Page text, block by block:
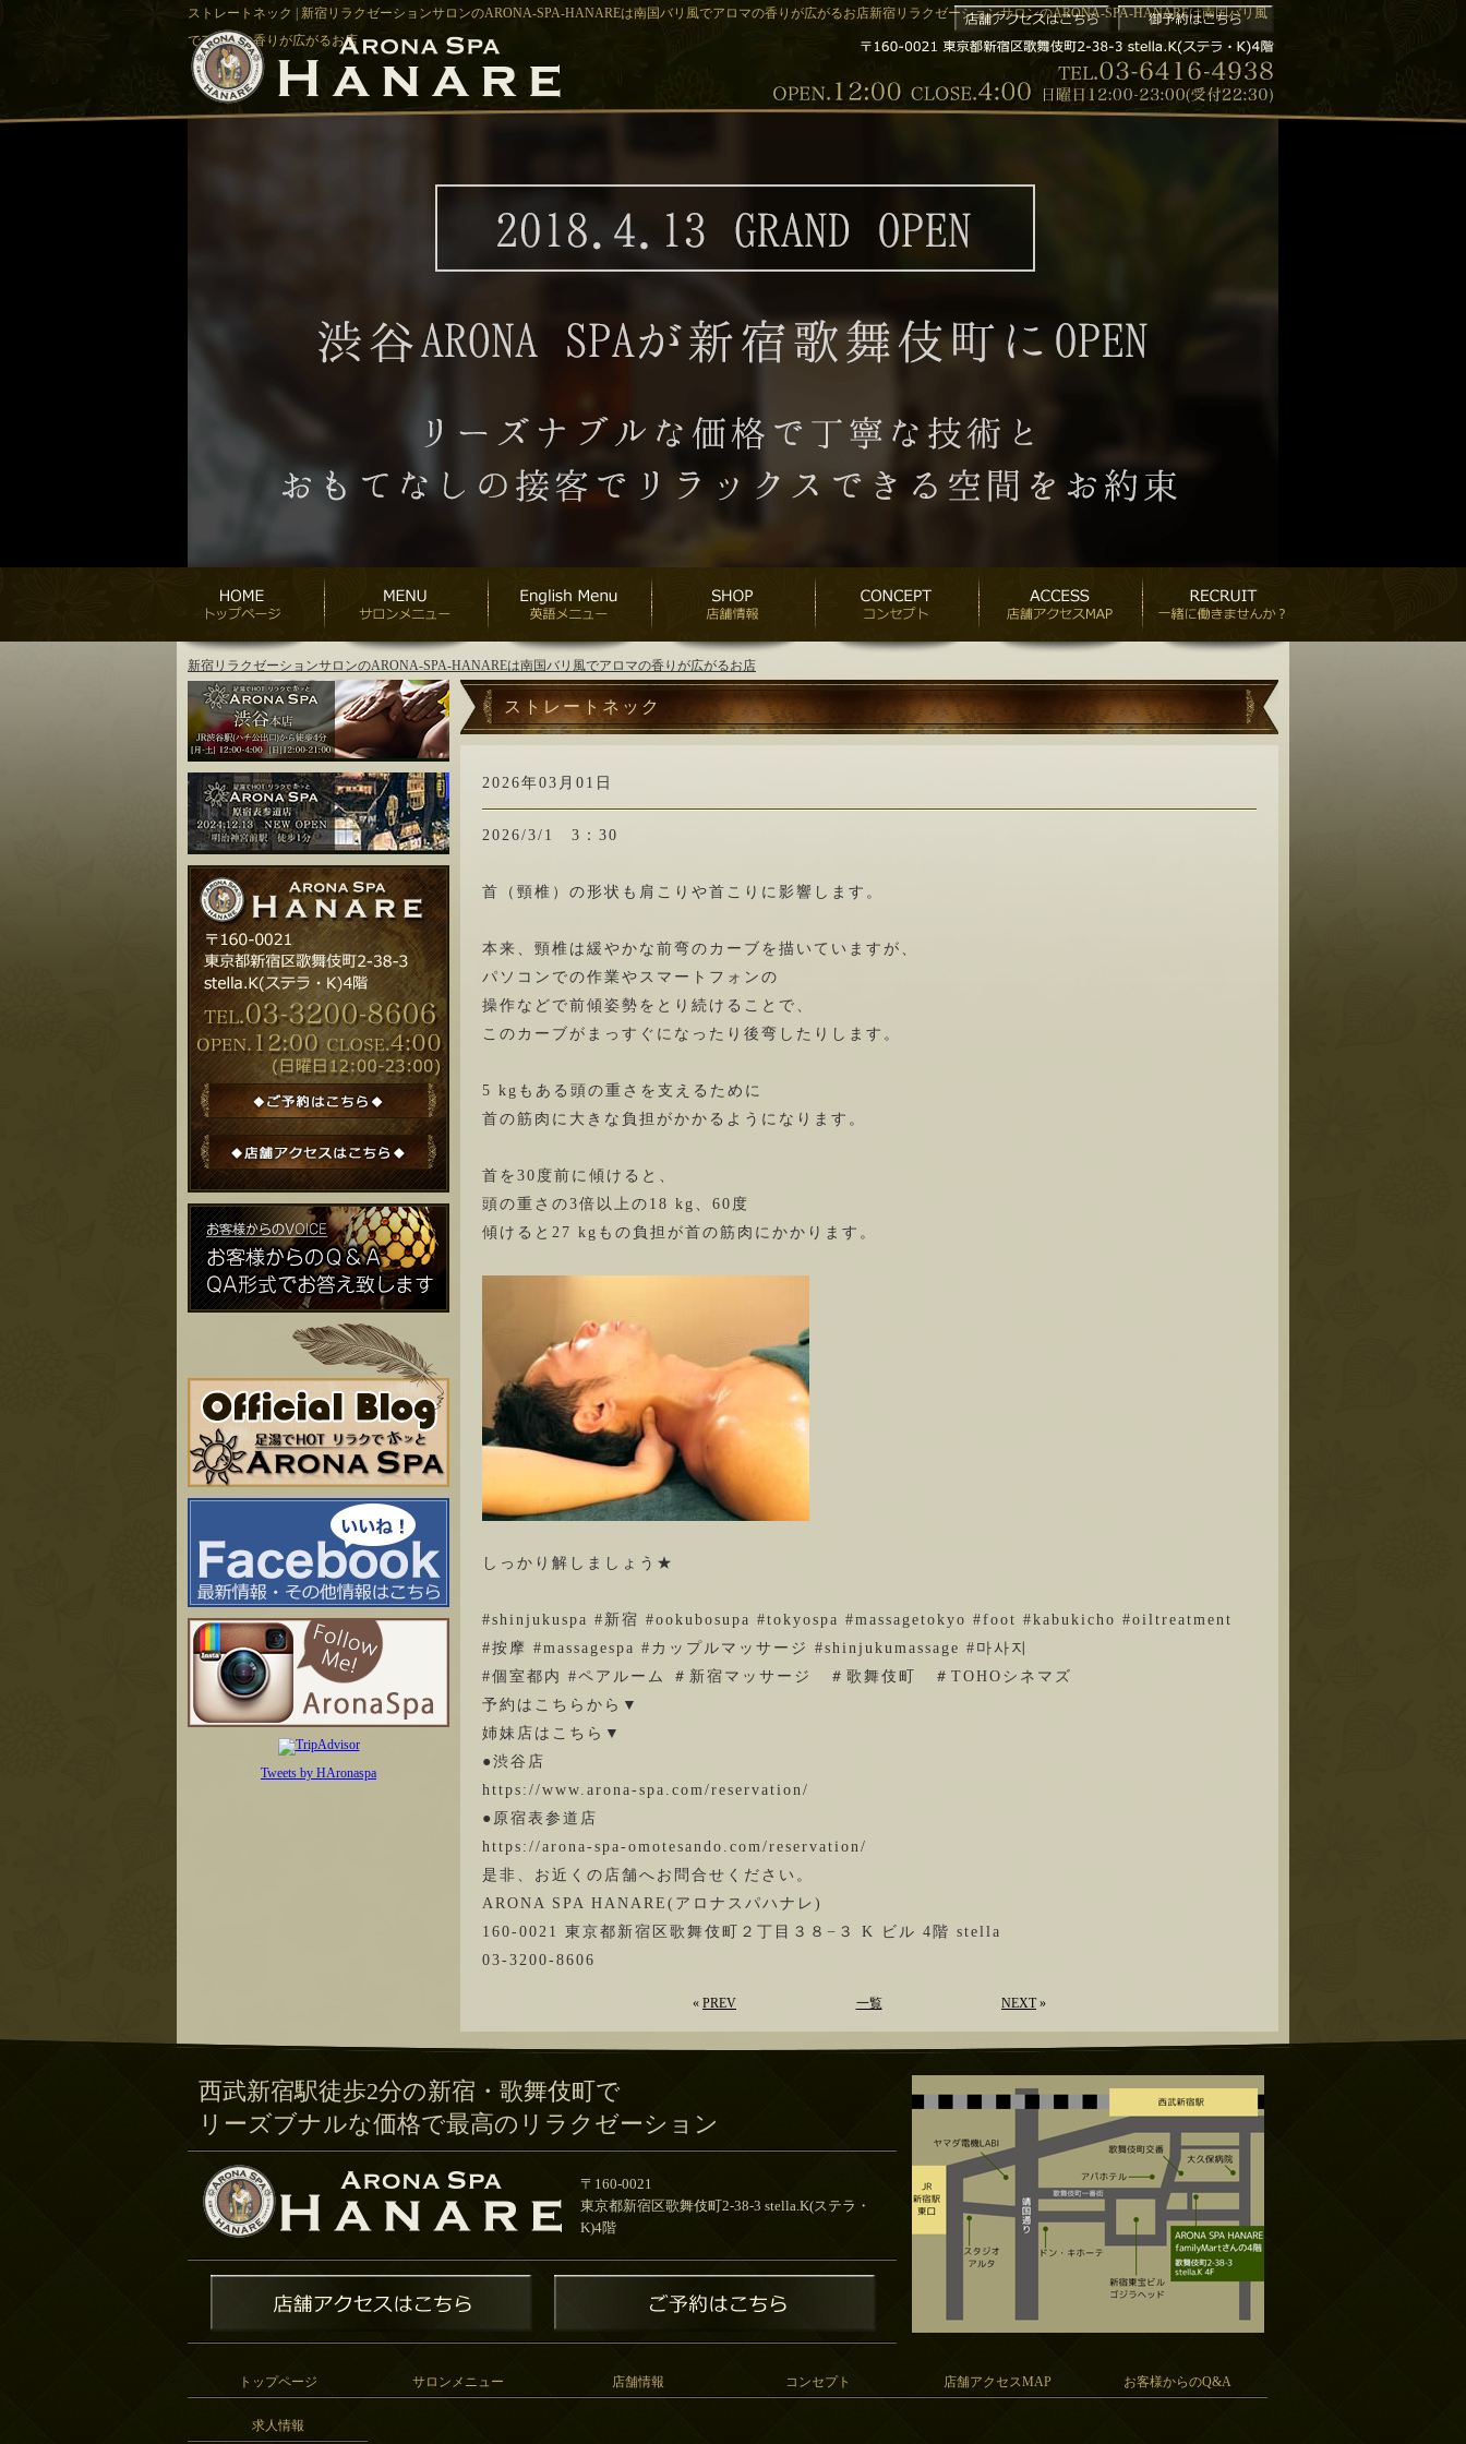
ストレートネック | 新宿リラクゼーションサロンのARONA-SPA-HANAREは南国バリ風でアロマの香りが広がるお店新宿リラクゼーションサロンのARONA-SPA-HANAREは南国バリ風
でアロマの香りが広がるお店
新宿リラクゼーションサロンのARONA-SPA-HANAREは南国バリ風でアロマの香りが広がるお店
ストレートネック
2026年03月01日
2026/3/1 3：30
首（頸椎）の形状も肩こりや首こりに影響します。
本来、頸椎は緩やかな前弯のカーブを描いていますが、
パソコンでの作業やスマートフォンの
操作などで前傾姿勢をとり続けることで、
このカーブがまっすぐになったり後弯したりします。
5 kgもある頭の重さを支えるために
首の筋肉に大きな負担がかかるようになります。
首を30度前に傾けると、
頭の重さの3倍以上の18 kg、60度
傾けると27 kgもの負担が首の筋肉にかかります。
しっかり解しましょう★
#shinjukuspa #新宿 #ookubosupa #tokyospa #massagetokyo #foot #kabukicho #oiltreatment
#按摩 #massagespa #カップルマッサージ #shinjukumassage #마사지
#個室都内 #ペアルーム ＃新宿マッサージ ＃歌舞伎町 ＃TOHOシネマズ
予約はこちらから▼
姉妹店はこちら▼
●渋谷店
https://www.arona-spa.com/reservation/
●原宿表参道店
https://arona-spa-omotesando.com/reservation/
是非、お近くの店舗へお問合せください。
ARONA SPA HANARE(アロナスパハナレ)
160-0021 東京都新宿区歌舞伎町２丁目３８−３ K ビル 4階 stella
03-3200-8606
« PREV 一覧 NEXT»
Tweets by HAronaspa
西武新宿駅徒歩2分の新宿・歌舞伎町で
リーズブナルな価格で最高のリラクゼーション
〒160-0021
東京都新宿区歌舞伎町2-38-3 stella.K(ステラ・
K)4階
トップページ サロンメニュー 店舗情報 コンセプト 店舗アクセスMAP お客様からのQ&A
求人情報